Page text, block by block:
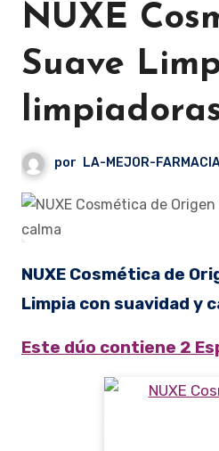
NUXE
Suave
por LA-MEJOR-
NUXE Cosmética de Origen natural Dúo Espuma Suave Limpiadora Very Rose 2 espumas limpiadoras –
Limpia con suavidad y
Este dúo contiene 2